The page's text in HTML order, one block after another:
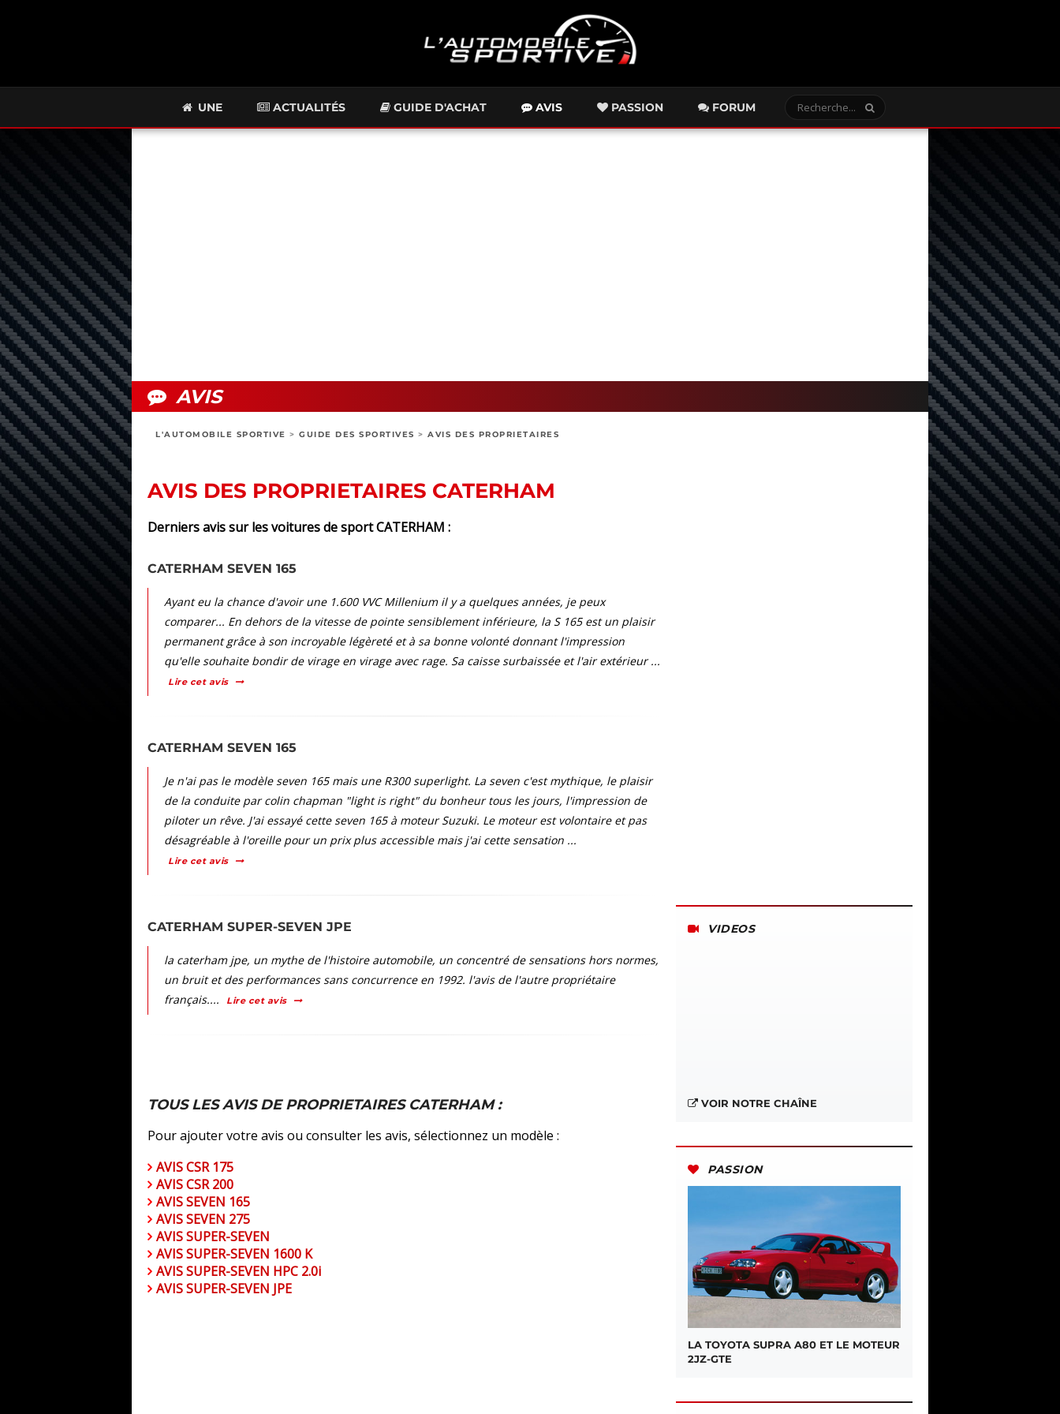
UNE ACTUALITÉS GUIDE D'ACHAT AVIS PASSION FORUM
AVIS
L'AUTOMOBILE SPORTIVE > GUIDE DES SPORTIVES > AVIS DES PROPRIETAIRES
AVIS DES PROPRIETAIRES CATERHAM
Derniers avis sur les voitures de sport CATERHAM :
CATERHAM SEVEN 165
Ayant eu la chance d'avoir une 1.600 VVC Millenium il y a quelques années, je peux
comparer... En dehors de la vitesse de pointe sensiblement inférieure, la S 165 est un plaisir
permanent grâce à son incroyable légèreté et à sa bonne volonté donnant l'impression
qu'elle souhaite bondir de virage en virage avec rage. Sa caisse surbaissée et l'air extérieur ...
Lire cet avis
CATERHAM SEVEN 165
Je n'ai pas le modèle seven 165 mais une R300 superlight. La seven c'est mythique, le plaisir
de la conduite par colin chapman "light is right" du bonheur tous les jours, l'impression de
piloter un rêve. J'ai essayé cette seven 165 à moteur Suzuki. Le moteur est volontaire et pas
désagréable à l'oreille pour un prix plus accessible mais j'ai cette sensation ...
Lire cet avis
CATERHAM SUPER-SEVEN JPE
la caterham jpe, un mythe de l'histoire automobile, un concentré de sensations hors normes,
un bruit et des performances sans concurrence en 1992. l'avis de l'autre propriétaire
français....
Lire cet avis
TOUS LES AVIS DE PROPRIETAIRES CATERHAM :
Pour ajouter votre avis ou consulter les avis, sélectionnez un modèle :
AVIS CSR 175
AVIS CSR 200
AVIS SEVEN 165
AVIS SEVEN 275
AVIS SUPER-SEVEN
AVIS SUPER-SEVEN 1600 K
AVIS SUPER-SEVEN HPC 2.0i
AVIS SUPER-SEVEN JPE
VIDEOS
VOIR NOTRE CHAÎNE
PASSION
LA TOYOTA SUPRA A80 ET LE MOTEUR
2JZ-GTE